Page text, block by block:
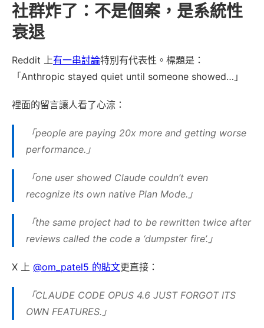
社群炸了：不是個案，是系統性
衰退
Reddit 上有一串討論特別有代表性。標題是：
「Anthropic stayed quiet until someone showed…」
裡面的留言讓人看了心涼：
「people are paying 20x more and getting worse
performance.」
「one user showed Claude couldn’t even
recognize its own native Plan Mode.」
「the same project had to be rewritten twice after
reviews called the code a ‘dumpster fire’.」
X 上 @om_patel5 的貼文更直接：
「CLAUDE CODE OPUS 4.6 JUST FORGOT ITS
OWN FEATURES.」